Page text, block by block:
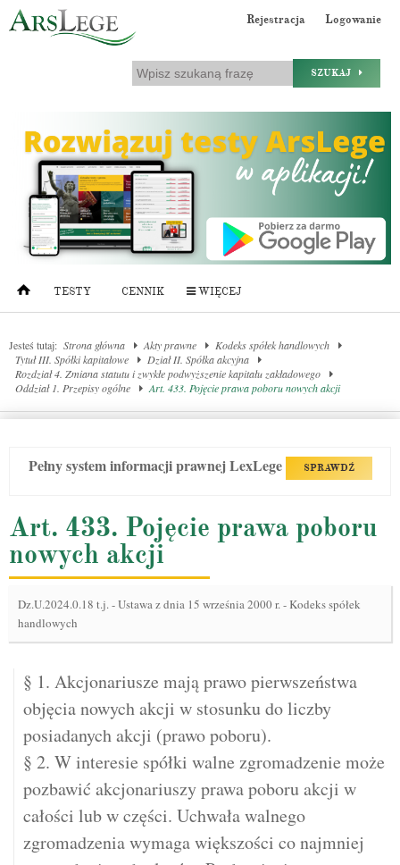
Rejestracja Logowanie
SZUKAJ
TESTY CENNIK WIĘCEJ
Jesteś tutaj: Strona główna Akty prawne
Kodeks spółek handlowych
Tytuł III. Spółki kapitałowe
Dział II. Spółka akcyjna
Rozdział 4. Zmiana statutu i zwykłe podwyższenie kapitału zakładowego
Oddział 1. Przepisy ogólne
Art. 433. Pojęcie prawa poboru nowych akcji
Pełny system informacji prawnej LexLege SPRAWDŹ
Art. 433. Pojęcie prawa poboru
nowych akcji
Dz.U.2024.0.18 t.j.-Ustawa z dnia 15 września 2000 r. - Kodeks spółek
handlowych
§ 1. Akcjonariusze mają prawo pierwszeństwa
objęcia nowych akcji w stosunku do liczby
posiadanych akcji (prawo poboru).
§ 2. W interesie spółki walne zgromadzenie może
pozbawić akcjonariuszy prawa poboru akcji w
całości lub w części. Uchwała walnego
zgromadzenia wymaga większości co najmniej